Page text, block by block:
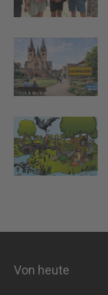
Von heute